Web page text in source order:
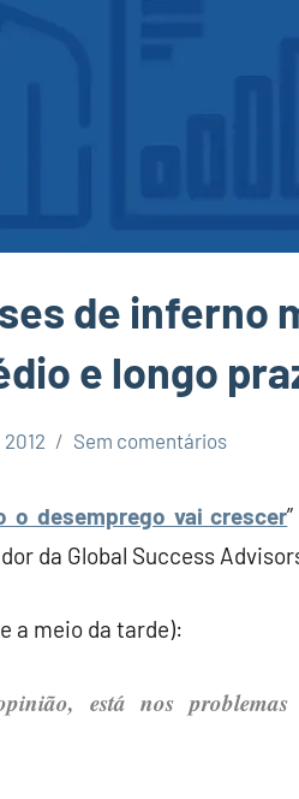
de inferno
e longo
Sem comentários
o desemprego vai crescer
da Global Success
a meio da tarde):
está nos problemas